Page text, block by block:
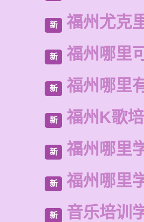
新 福州尤克
新 福州哪里
新 福州哪里
新 福州K歌
新 福州哪里
新 福州哪里
新 音乐培训